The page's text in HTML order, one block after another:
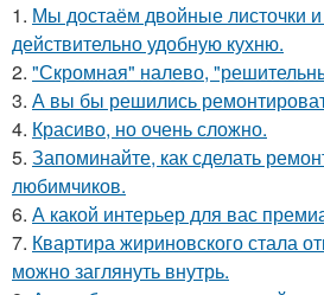
1. Мы достаём двойные листочки
действительно удобную кухню.
2. "Скромная" налево,
3. А вы бы решились
4. Красиво, но очень сложно.
5. Запоминайте, как сделать
любимчиков.
6. А какой интерьер для вас
7. Квартира жириновского стала
можно заглянуть внутрь.